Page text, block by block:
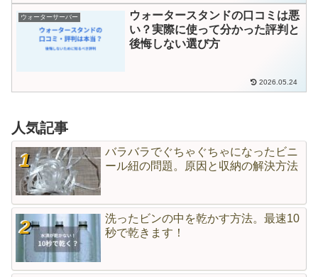
ウォーターサーバー
ウォータースタンドの口コミは悪
い？実際に使って分かった評判と
後悔しない選び方
2026.05.24
人気記事
バラバラでぐちゃぐちゃになったビニ
ール紐の問題。原因と収納の解決方法
洗ったビンの中を乾かす方法。最速10
秒で乾きます！